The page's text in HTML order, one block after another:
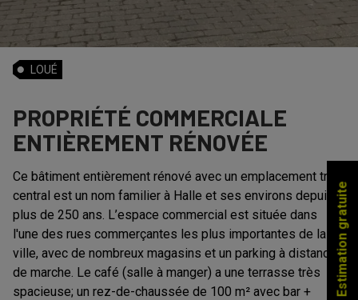
PROPRIÉTÉ COMMERCIALE
ENTIÈREMENT RÉNOVÉE
LOUÉ
Ce bâtiment entièrement rénové avec un emplacement très
central est un nom familier à Halle et ses environs depuis
plus de 250 ans. L’espace commercial est située dans
l'une des rues commerçantes les plus importantes de la
ville, avec de nombreux magasins et un parking à distance
de marche. Le café (salle à manger) a une terrasse très
spacieuse; un rez-de-chaussée de 100 m² avec bar +
Estimation gratuite